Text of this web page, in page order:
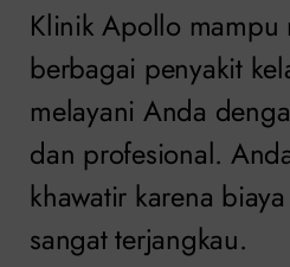
Klinik Apollo mampu
berbagai penyakit
melayani Anda
dan profesional.
khawatir karena
sangat terjangkau.